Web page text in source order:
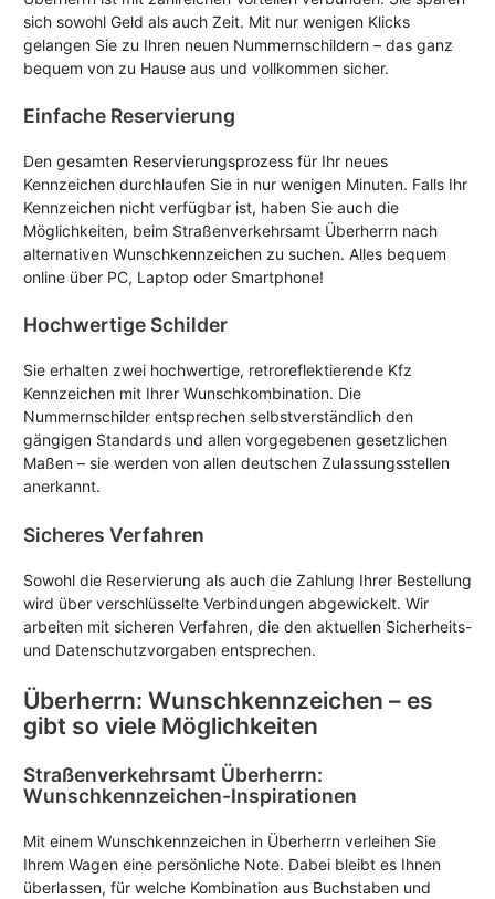
sich sowohl Geld als auch Zeit. Mit nur wenigen Klicks
gelangen Sie zu Ihren neuen Nummernschildern – das ganz
bequem von zu Hause aus und vollkommen sicher.
Einfache Reservierung
Den gesamten Reservierungsprozess für Ihr neues
Kennzeichen durchlaufen Sie in nur wenigen Minuten. Falls Ihr
Kennzeichen nicht verfügbar ist, haben Sie auch die
Möglichkeiten, beim Straßenverkehrsamt Überherrn nach
alternativen Wunschkennzeichen zu suchen. Alles bequem
online über PC, Laptop oder Smartphone!
Hochwertige Schilder
Sie erhalten zwei hochwertige, retroreflektierende Kfz
Kennzeichen mit Ihrer Wunschkombination. Die
Nummernschilder entsprechen selbstverständlich den
gängigen Standards und allen vorgegebenen gesetzlichen
Maßen – sie werden von allen deutschen Zulassungsstellen
anerkannt.
Sicheres Verfahren
Sowohl die Reservierung als auch die Zahlung Ihrer Bestellung
wird über verschlüsselte Verbindungen abgewickelt. Wir
arbeiten mit sicheren Verfahren, die den aktuellen Sicherheits-
und Datenschutzvorgaben entsprechen.
Überherrn: Wunschkennzeichen – es
gibt so viele Möglichkeiten
Straßenverkehrsamt Überherrn:
Wunschkennzeichen-Inspirationen
Mit einem Wunschkennzeichen in Überherrn verleihen Sie
Ihrem Wagen eine persönliche Note. Dabei bleibt es Ihnen
überlassen, für welche Kombination aus Buchstaben und